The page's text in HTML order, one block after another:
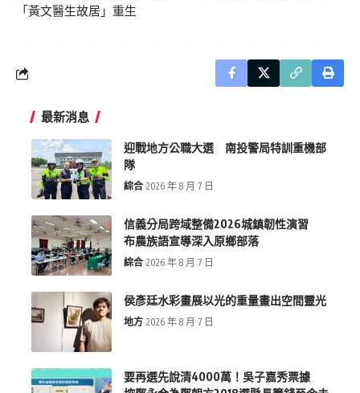
「黃文醫生故居」重生
最新消息
迎戰地方公職大選 南投警局特訓重機部
隊
綜合 2026 年 8 月 7 日
信義分局跨域整備2026城鎮韌性演習
布農族語宣導深入原鄉部落
綜合 2026 年 8 月 7 日
侯彥廷水彩畫展以光的重量畫出空間靈光
地方 2026 年 8 月 7 日
要再選先說清4000萬！吳子嘉秀票據